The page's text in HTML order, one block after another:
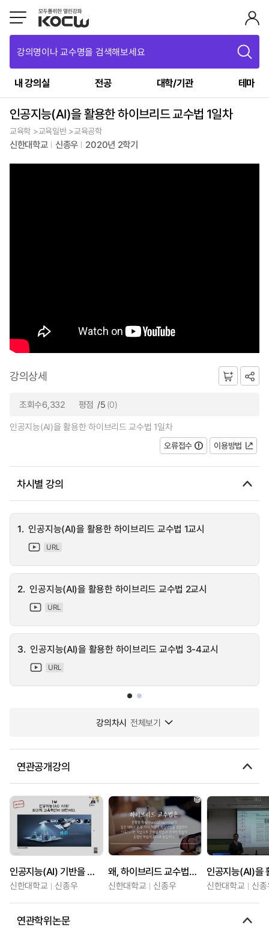
강의명이나 교수명을 검색해보세요
내 강의실 전공 대학/기관 테마
인공지능(AI)을 활용한 하이브리드 교수법 1일차
교육학 >교육일반 >교육공학
신한대학교 신종우 2020년 2학기
강의상세
조회수6,332 평점 /5 (0)
인공지능(AI)을 활용한 하이브리드 교수법 1일차
오류접수
이용방법
차시별 강의
1. 인공지능(AI)을 활용한 하이브리드 교수법 1교시
URL
2. 인공지능(AI)을 활용한 하이브리드 교수법 2교시
URL
3. 인공지능(AI)을 활용한 하이브리드 교수법 3-4교시
URL
강의차시 전체보기
연관공개강의
인공지능(AI) 기반을 활용한 하이브리드 교수법
신한대학교 신종우
왜, 하이브리드 교수법에 인공지능(AI) 기반을 활용해야 할까요
신한대학교 신종우 신한대학교 신
연관학위논문